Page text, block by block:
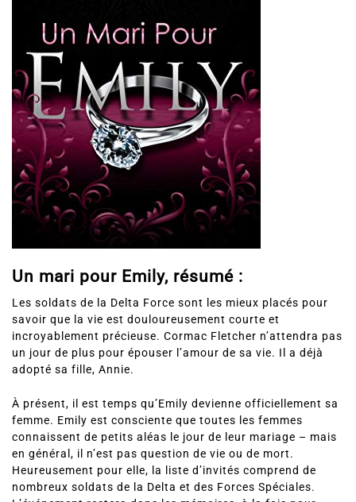
Un mari pour Emily, résumé :
savoir que la vie est douloureusement courte et
incroyablement précieuse. Cormac Fletcher n’attendra pas
un jour de plus pour épouser l’amour de sa vie. Il a déjà
adopté sa fille, Annie.
femme. Emily est consciente que toutes les femmes
connaissent de petits aléas le jour de leur mariage – mais
en général, il n’est pas question de vie ou de mort.
Heureusement pour elle, la liste d’invités comprend de
nombreux soldats de la Delta et des Forces Spéciales.
L’événement restera dans les mémoires, à la fois pour